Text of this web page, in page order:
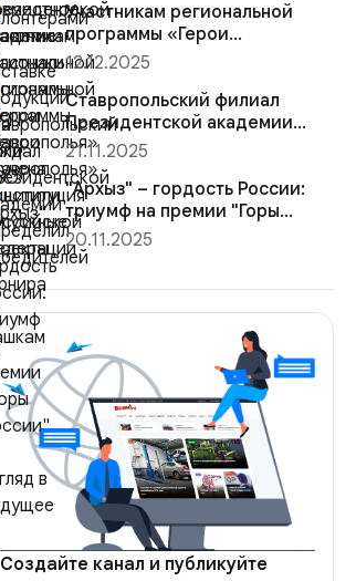
Участникам региональной
программы «Герои
Ставрополья» вручена
Конституция Ро...
12.12.2025
Ставропольский филиал
Президентской академии
определил победителей
турнира ...
21.11.2025
"Архыз" – гордость России:
триумф на премии "Горы
России"...
20.11.2025
Создайте канал и публикуйте